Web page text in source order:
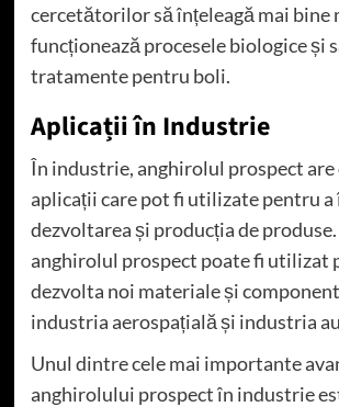
cercetătorilor să înțeleagă mai bine
funcționează procesele biologice și
tratamente pentru boli.
Aplicații în Industrie
În industrie, anghirolul prospect are
aplicații care pot fi utilizate pentru
dezvoltarea și producția de
anghirolul prospect poate fi utilizat
dezvolta noi materiale și
industria aerospațială și industria
Unul dintre cele mai importante
anghirolului prospect în industrie